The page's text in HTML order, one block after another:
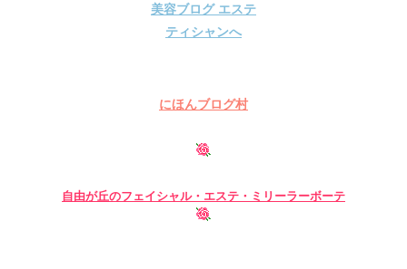
にほんブログ村
自由が丘のフェイシャル・ エステ・ミリーラーボーテ